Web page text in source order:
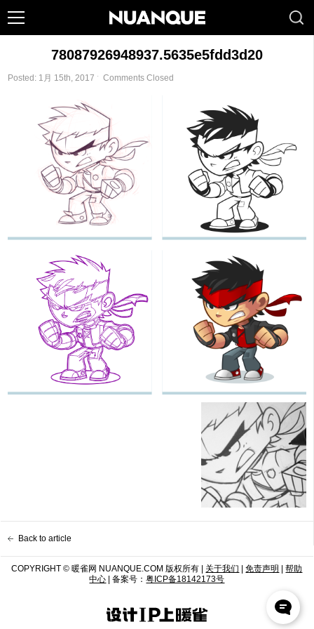
78087926948937.5635e5fdd3d20
Posted: 1月 15th, 2017 ˑ Comments Closed
Back to article
COPYRIGHT © 暖雀网 NUANQUE.COM 版权所有 | 关于我们 |免责声明 |帮助
中心 | 备案号：粤ICP备18142173号